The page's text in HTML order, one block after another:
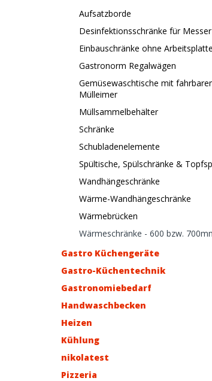
Aufsatzborde
Desinfektionsschränke für Messer
Einbauschränke ohne Arbeitsplatte
Gastronorm Regalwägen
Gemüsewaschtische mit
Mülleimer
Müllsammelbehälter
Schränke
Schubladenelemente
Spültische, Spülschränke &
Wandhängeschränke
Wärme-Wandhängeschränke
Wärmebrücken
Wärmeschränke - 600 bzw.
Gastro Küchengeräte
Gastro-Küchentechnik
Gastronomiebedarf
Handwaschbecken
Heizen
Kühlung
nikolatest
Pizzeria